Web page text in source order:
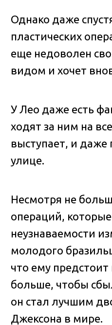
Однако даже
пластических
еще недоволен
видом и хочет
У Лео даже есть
ходят за ним на
выступает, и даже
улице.
Несмотря не
операций,
неузнаваемости
молодого
что ему
больше, чтобы
он стал лучшим
Джексона в мире.